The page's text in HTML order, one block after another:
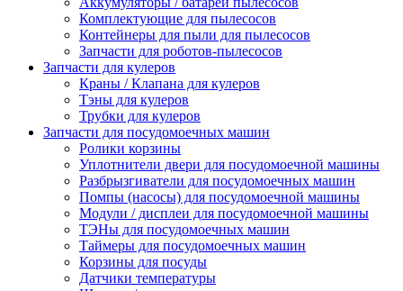
Комплектующие для пылесосов
Контейнеры для пыли для пылесосов
Запчасти для роботов-пылесосов
Запчасти для кулеров
Краны / Клапана для кулеров
Тэны для кулеров
Трубки для кулеров
Запчасти для посудомоечных машин
Ролики корзины
Уплотнители двери для посудомоечной машины
Разбрызгиватели для посудомоечных машин
Помпы (насосы) для посудомоечной машины
Модули / дисплеи для посудомоечной машины
ТЭНы для посудомоечных машин
Таймеры для посудомоечных машин
Корзины для посуды
Датчики температуры